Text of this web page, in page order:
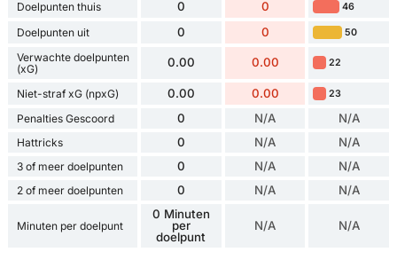
Doelpunten thuis 0 0 46
Doelpunten uit 0 0 50
Verwachte doelpunten
(xG)
0.00 0.00 22
Niet-straf xG (npxG) 0.00 0.00 23
Penalties Gescoord 0 N/A N/A
Hattricks 0 N/A N/A
3 of meer doelpunten 0 N/A N/A
2 of meer doelpunten 0 N/A N/A
Minuten per doelpunt
0 Minuten
per
doelpunt
N/A N/A